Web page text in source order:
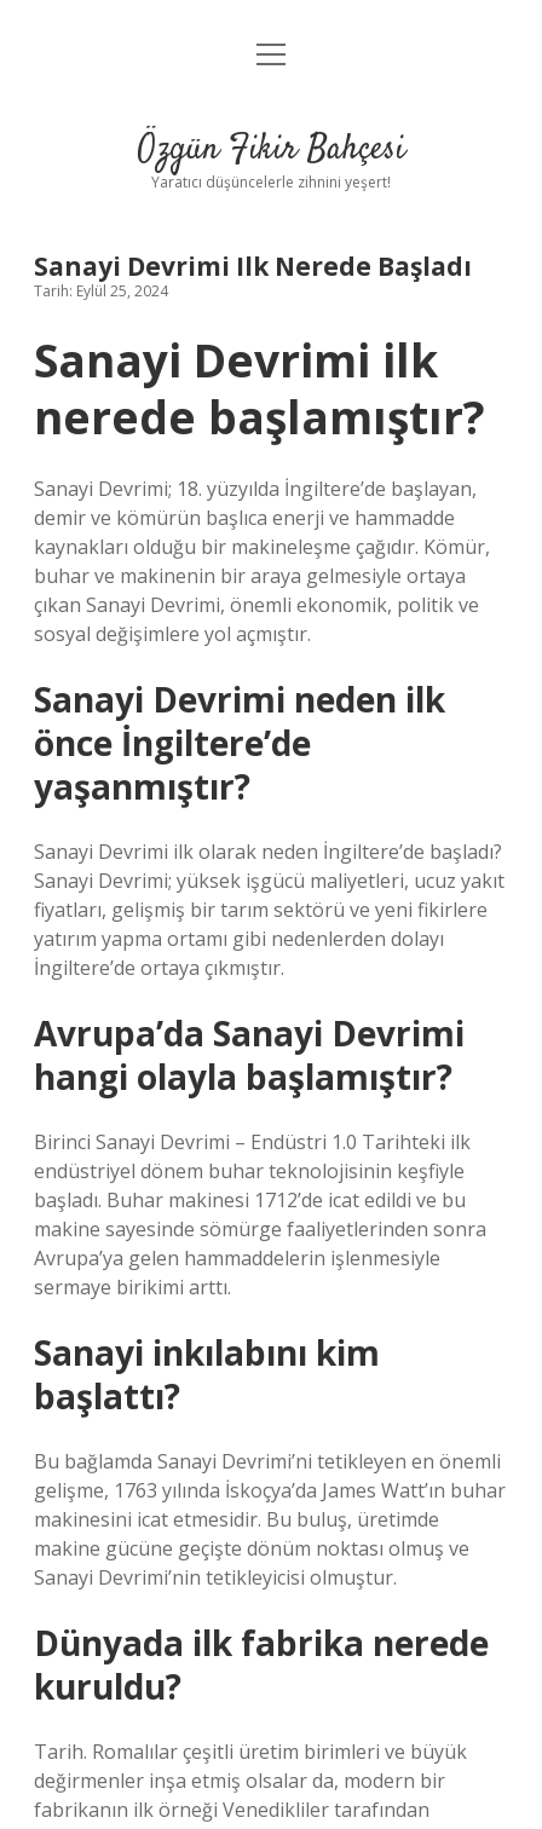
Anasayfa
Yasal Uyarı
menüyü
Özgün Fikir Bahçesi
Yaratıcı düşüncelerle zihnini yeşert!
Sanayi Devrimi Ilk Nerede Başladı
Tarih: Eylül 25, 2024
Sanayi Devrimi ilk
nerede başlamıştır?
Sanayi Devrimi; 18. yüzyılda İngiltere’de başlayan,
demir ve kömürün başlıca enerji ve hammadde
kaynakları olduğu bir makineleşme çağıdır. Kömür,
buhar ve makinenin bir araya gelmesiyle ortaya
çıkan Sanayi Devrimi, önemli ekonomik, politik ve
sosyal değişimlere yol açmıştır.
Sanayi Devrimi neden ilk
önce İngiltere’de
yaşanmıştır?
Sanayi Devrimi ilk olarak neden İngiltere’de başladı?
Sanayi Devrimi; yüksek işgücü maliyetleri, ucuz yakıt
fiyatları, gelişmiş bir tarım sektörü ve yeni fikirlere
yatırım yapma ortamı gibi nedenlerden dolayı
İngiltere’de ortaya çıkmıştır.
Avrupa’da Sanayi Devrimi
hangi olayla başlamıştır?
Birinci Sanayi Devrimi – Endüstri 1.0 Tarihteki ilk
endüstriyel dönem buhar teknolojisinin keşfiyle
başladı. Buhar makinesi 1712’de icat edildi ve bu
makine sayesinde sömürge faaliyetlerinden sonra
Avrupa’ya gelen hammaddelerin işlenmesiyle
sermaye birikimi arttı.
Sanayi inkılabını kim
başlattı?
Bu bağlamda Sanayi Devrimi’ni tetikleyen en önemli
gelişme, 1763 yılında İskoçya’da James Watt’ın buhar
makinesini icat etmesidir. Bu buluş, üretimde
makine gücüne geçişte dönüm noktası olmuş ve
Sanayi Devrimi’nin tetikleyicisi olmuştur.
Dünyada ilk fabrika nerede
kuruldu?
Tarih. Romalılar çeşitli üretim birimleri ve büyük
değirmenler inşa etmiş olsalar da, modern bir
fabrikanın ilk örneği Venedikliler tarafından